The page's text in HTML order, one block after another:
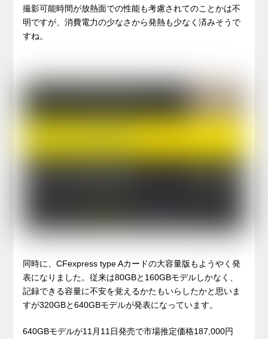
撮影可能時間が放熱面での性能も考慮されてのことかは不
明ですが、消費電力の少なさから発熱も少なく済みそうで
すね。
同時に、CFexpress type Aカードの大容量版もようやく発
表になりました。従来は80GBと160GBモデルしかなく、
記録できる容量に不安を覚えるかたもいらしたかと思いま
すが320GBと640GBモデルが発表になっています。
640GBモデルが11月11日発売で市場推定価格187,000円